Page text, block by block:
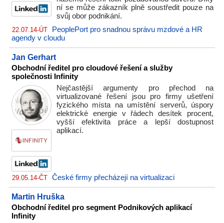
ní se může zákazník plně soustředit pouze na
svůj obor podnikání.
22.07.14-ÚT
PeoplePort pro snadnou správu mzdové a HR
agendy v cloudu
Jan Gerhart
Obchodní ředitel pro cloudové řešení a služby
společnosti Infinity
Nejčastější argumenty pro přechod na
virtualizované řešení jsou pro firmy ušetření
fyzického místa na umístění serverů, úspory
elektrické energie v řádech desítek procent,
vyšší efektivita práce a lepší dostupnost
aplikací.
29.05.14-ČT České firmy přecházejí na virtualizaci
Martin Hruška
Obchodní ředitel pro segment Podnikových aplikací
Infinity